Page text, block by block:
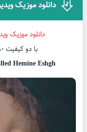
دانلود موزیک
دانلود موزیک
با دو کیفیت 480 و 720 اکنون در موزیک آس
Hemine Eshgh